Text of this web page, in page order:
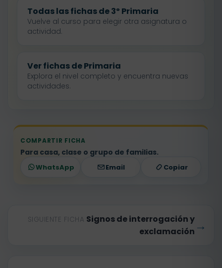
Todas las fichas de 3º Primaria
Vuelve al curso para elegir otra asignatura o
actividad.
Ver fichas de Primaria
Explora el nivel completo y encuentra nuevas
actividades.
COMPARTIR FICHA
Para casa, clase o grupo de familias.
WhatsApp Email Copiar
SIGUIENTE FICHA Signos de interrogación y
exclamación →